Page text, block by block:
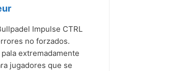
Impulse CTRL
no forzados.
extremadamente
jugadores que se